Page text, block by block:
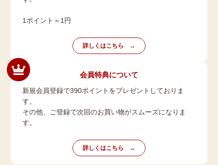
1ポイント＝1円
詳しくはこちら
会員特典について
新規会員登録で390ポイントをプレゼントしておりま
す。
その他、ご登録で次回のお買い物がスムーズになりま
す。
詳しくはこちら